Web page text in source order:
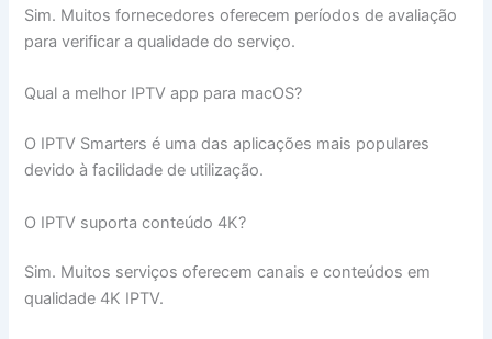
Sim. Muitos fornecedores oferecem períodos de avaliação
para verificar a qualidade do serviço.
Qual a melhor IPTV app para macOS?
O IPTV Smarters é uma das aplicações mais populares
devido à facilidade de utilização.
O IPTV suporta conteúdo 4K?
Sim. Muitos serviços oferecem canais e conteúdos em
qualidade 4K IPTV.